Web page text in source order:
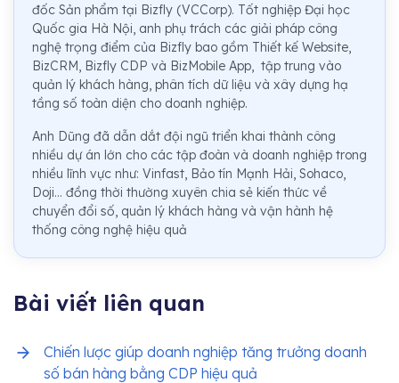
đốc Sản phẩm tại Bizfly (VCCorp). Tốt nghiệp Đại học
Quốc gia Hà Nội, anh phụ trách các giải pháp công
nghệ trọng điểm của Bizfly bao gồm Thiết kế Website,
BizCRM, Bizfly CDP và BizMobile App, tập trung vào
quản lý khách hàng, phân tích dữ liệu và xây dựng hạ
tầng số toàn diện cho doanh nghiệp.
Anh Dũng đã dẫn dắt đội ngũ triển khai thành công
nhiều dự án lớn cho các tập đoàn và doanh nghiệp trong
nhiều lĩnh vực như: Vinfast, Bảo tín Mạnh Hải, Sohaco,
Doji... đồng thời thường xuyên chia sẻ kiến thức về
chuyển đổi số, quản lý khách hàng và vận hành hệ
thống công nghệ hiệu quả
Bài viết liên quan
Chiến lược giúp doanh nghiệp tăng trưởng doanh
số bán hàng bằng CDP hiệu quả